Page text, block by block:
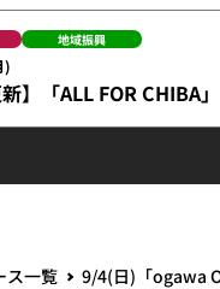
地域振興
)
新】「ALL FOR CHIBA
ス一覧 9/4(日)「ogawa